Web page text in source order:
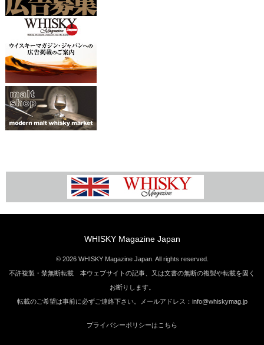
WHISKY Magazine Japan
© 2026 WHISKY Magazine Japan. All rights reserved.
不許複製・禁無断転載 本ウェブサイトの記事、又は文書の無断の複製や転載を固く
お断りします。
転載のご希望は事前に必ずご連絡下さい。メールアドレス：info@whiskymag.jp
プライバシーポリシーはこちら